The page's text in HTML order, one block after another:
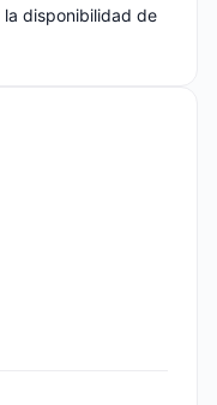
disponibilidad de